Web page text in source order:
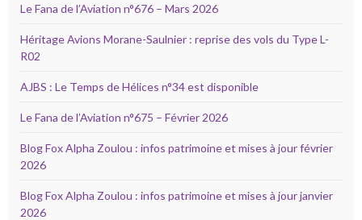
Le Fana de l’Aviation n°676 – Mars 2026
Héritage Avions Morane-Saulnier : reprise des vols du Type L-
R02
AJBS : Le Temps de Hélices n°34 est disponible
Le Fana de l’Aviation n°675 – Février 2026
Blog Fox Alpha Zoulou : infos patrimoine et mises à jour février
2026
Blog Fox Alpha Zoulou : infos patrimoine et mises à jour janvier
2026